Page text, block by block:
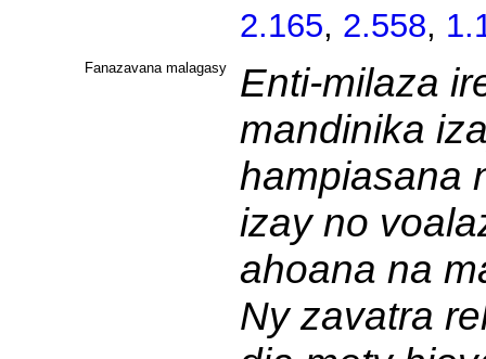
2.165, 2.558,
Fanazavana malagasy
Enti-milaza
mandinika
hampiasana
izay no
ahoana na
Ny zavatra